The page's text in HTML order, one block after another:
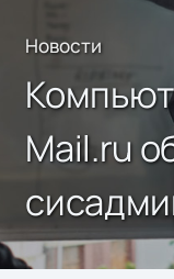
Новости
Mail.ru